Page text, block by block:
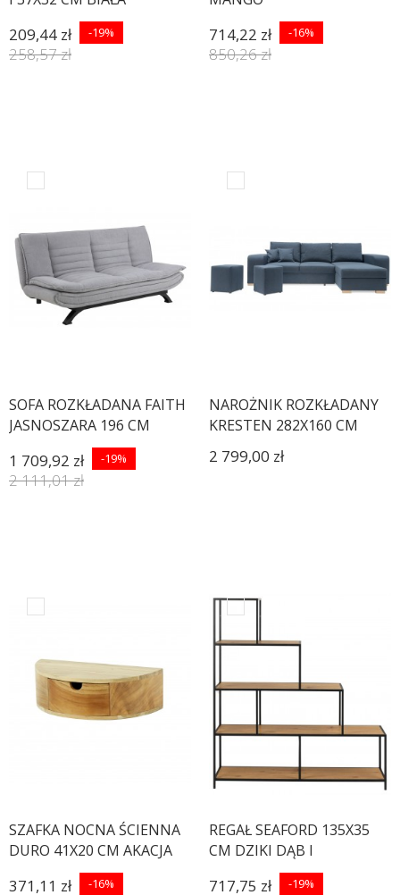
209,44 zł -19%
258,57 zł
714,22 zł -16%
850,26 zł
SOFA ROZKŁADANA FAITH
JASNOSZARA 196 CM
1 709,92 zł -19%
2 111,01 zł
NAROŻNIK ROZKŁADANY
KRESTEN 282X160 CM
2 799,00 zł
SZAFKA NOCNA ŚCIENNA
DURO 41X20 CM AKACJA
371,11 zł -16%
REGAŁ SEAFORD 135X35
CM DZIKI DĄB I
717,75 zł -19%